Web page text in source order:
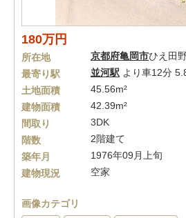
180万円
所在地 京都府亀岡市ひえ田
最寄り駅
並河駅 より車12分
土地面積
45.56m²
建物面積
42.39m²
間取り
3DK
階数
2階建て
築年月
1976年09月上旬
建物現況
空家
画像カテゴリ